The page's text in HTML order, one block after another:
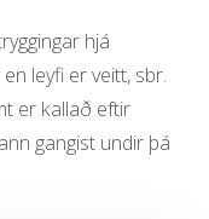
hjá
leyfi er veitt, sbr.
er kallað eftir
gangist undir þá